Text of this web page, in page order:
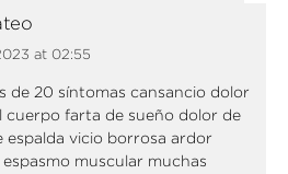
at 02:55
de 20 síntomas cansancio dolor
cuerpo farta de sueño dolor de
espalda vicio borrosa ardor
muscular muchas